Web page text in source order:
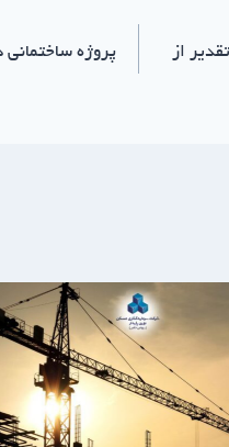
از